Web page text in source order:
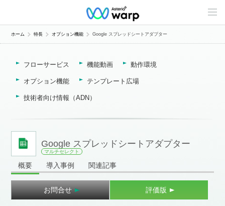
C
n
e
ホーム 特長 オプション機能 Google スプレッドシートアダプター
フローサービス 機能動画 動作環境
オプション機能 テンプレート広場
技術者向け情報（ADN）
Google スプレッドシートアダプター
マルチセレクト
概要 導入事例 関連記事
お問合せ 評価版